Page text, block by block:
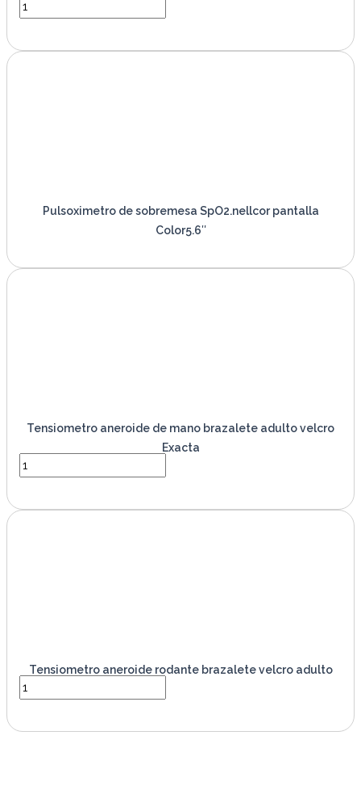
Pulsoximetro de sobremesa SpO2.nellcor pantalla
Color5.6″
Tensiometro aneroide de mano brazalete adulto velcro
Exacta
Tensiometro aneroide rodante brazalete velcro adulto